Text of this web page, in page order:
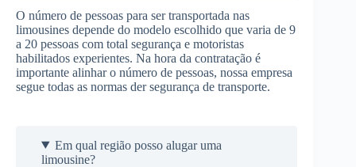
O número de pessoas para ser transportada nas
limousines depende do modelo escolhido que varia de 9
a 20 pessoas com total segurança e motoristas
habilitados experientes. Na hora da contratação é
importante alinhar o número de pessoas, nossa empresa
segue todas as normas der segurança de transporte.
Em qual região posso alugar uma
limousine?